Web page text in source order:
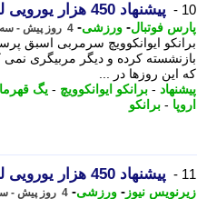
10 - پیشنهاد 450 هزار یورویی لهستانی ها به سرمربی پیشین پرسپولیس
پارس فوتبال- ورزشی- 4 روز پیش - سه شنبه 13 مرداد 1405، 18:27
برانکو ایوانکوویچ سرمربی اسبق
بازنشسته کرده و دیگر مربیگری نمی
که این روزها در ...
پیشنهاد - برانکو ایوانکوویچ - یگ
اروپا - برانکو
11 - پیشنهاد 450 هزار یورویی لهستانی ها به سرمربی پیشین پرسپولیس
زیرنویس نیوز - ورزشی- 4 روز پیش - سه شنبه 13 مرداد 1405، 18:13